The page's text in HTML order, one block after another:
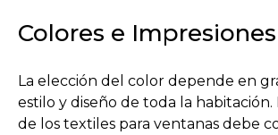
Colores e Impresiones
La elección del color depende en
estilo y diseño de toda la habitación.
de los textiles para ventanas debe